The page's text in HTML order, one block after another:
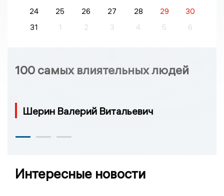
24
25 26 27 28 29
30
31
1 2 3 4 5 6
100 самых влиятельных людей
Шерин Валерий Витальевич
Интересные новости